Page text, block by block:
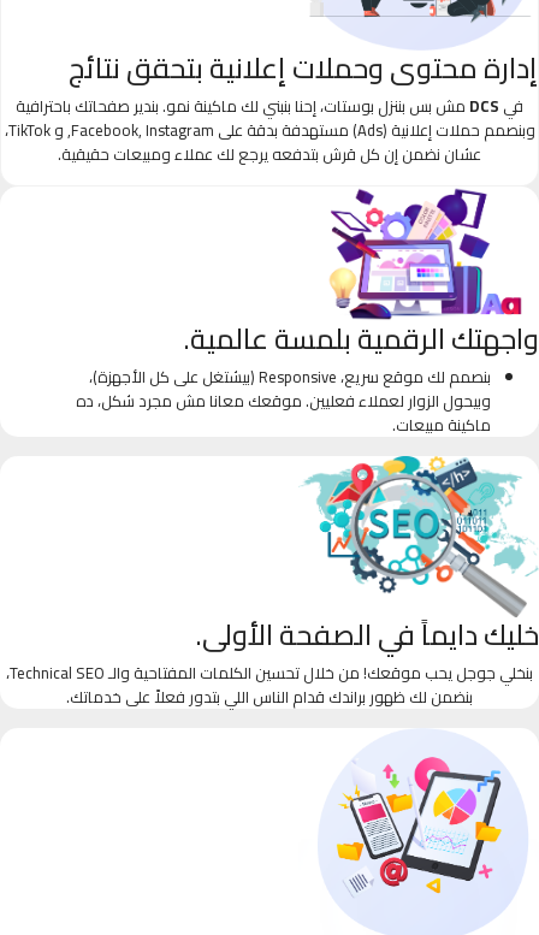
إدارة محتوى وحملات إعلانية بتحقق نتائج
في DCS مش بس بننزل بوستات، إحنا بنبني لك ماكينة نمو. بندير صفحاتك باحترافية
وبنصمم حملات إعلانية (Ads) مستهدفة بدقة على Facebook, Instagram, و TikTok،
عشان نضمن إن كل قرش بتدفعه يرجع لك عملاء ومبيعات حقيقية.
واجهتك الرقمية بلمسة عالمية.
بنصمم لك موقع سريع، Responsive (بيشتغل على كل الأجهزة)،
وبيحول الزوار لعملاء فعليين. موقعك معانا مش مجرد شكل، ده
ماكينة مبيعات.
خليك دايماً في الصفحة الأولى.
بنخلي جوجل يحب موقعك! من خلال تحسين الكلمات المفتاحية والـ Technical SEO،
بنضمن لك ظهور براندك قدام الناس اللي بتدور فعلاً على خدماتك.